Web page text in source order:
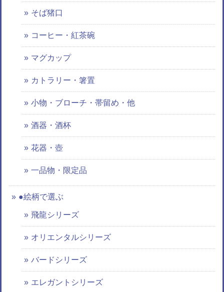
そば猪口
コーヒー・紅茶碗
マグカップ
カトラリー・箸置
小物・ブローチ・帯留め・他
酒器・酒杯
花器・壺
一品物・限定品
●絵柄で選ぶ
飛龍シリーズ
オリエンタルシリーズ
バードシリーズ
エレガントシリーズ